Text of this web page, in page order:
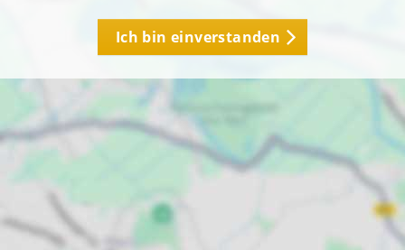
Ich bin einverstanden